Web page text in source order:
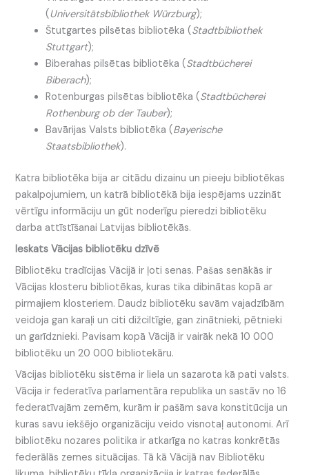
(Universitätsbibliothek Würzburg);
Štutgartes pilsētas bibliotēka (Stadtbibliothek
Stuttgart);
Biberahas pilsētas bibliotēka (Stadtbücherei
Biberach);
Rotenburgas pilsētas bibliotēka (Stadtbücherei
Rothenburg ob der Tauber);
Bavārijas Valsts bibliotēka (Bayerische
Staatsbibliothek).
Katra bibliotēka bija ar citādu dizainu un pieeju bibliotēkas
pakalpojumiem, un katrā bibliotēkā bija iespējams uzzināt
vērtīgu informāciju un gūt noderīgu pieredzi bibliotēku
darba attīstīšanai Latvijas bibliotēkās.
Ieskats Vācijas bibliotēku dzīvē
Bibliotēku tradīcijas Vācijā ir ļoti senas. Pašas senākās ir
Vācijas klosteru bibliotēkas, kuras tika dibinātas kopā ar
pirmajiem klosteriem. Daudz bibliotēku savām vajadzībām
veidoja gan karaļi un citi dižciltīgie, gan zinātnieki, pētnieki
un garīdznieki. Pavisam kopā Vācijā ir vairāk nekā 10 000
bibliotēku un 20 000 bibliotekāru.
Vācijas bibliotēku sistēma ir liela un sazarota kā pati valsts.
Vācija ir federatīva parlamentāra republika un sastāv no 16
federatīvajām zemēm, kurām ir pašām sava konstitūcija un
kuras savu iekšējo organizāciju veido visnotaļ autonomi. Arī
bibliotēku nozares politika ir atkarīga no katras konkrētās
federālās zemes situācijas. Tā kā Vācijā nav Bibliotēku